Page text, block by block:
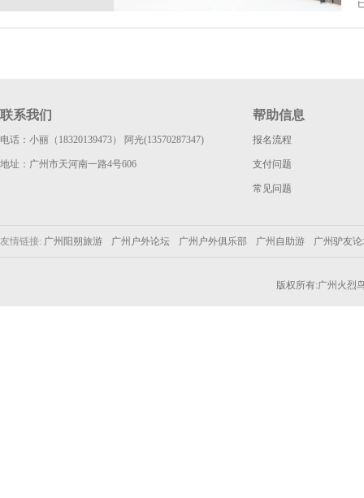
联系我们
电话：小丽（18320139473） 阿光(13570287347)
地址：广州市天河南一路4号606
帮助信息
报名流程
支付问题
常见问题
友情链接: 广州阳朔旅游 广州户外论坛 广州户外俱乐部 广州自助游 广州驴友
版权所有:广州火烈